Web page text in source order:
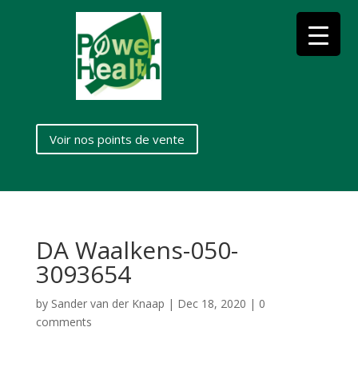
Voir nos points de vente
DA Waalkens-050-
3093654
by Sander van der Knaap | Dec 18, 2020 | 0
comments